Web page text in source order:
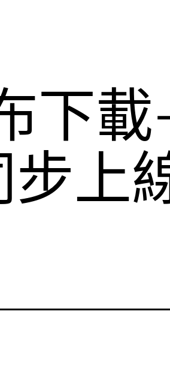
下
上